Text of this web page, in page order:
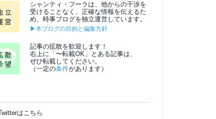
シャンティ・フーラは、他からの干渉を
受けることなく、正確な情報を伝えるた
め、時事ブログを独立運営しています。
▶本ブログの目的と編集方針
記事の拡散を歓迎します！
右上に「〜転載OK」とある記事は、
ぜひ転載してください。
（一定の条件があります）
はこちら